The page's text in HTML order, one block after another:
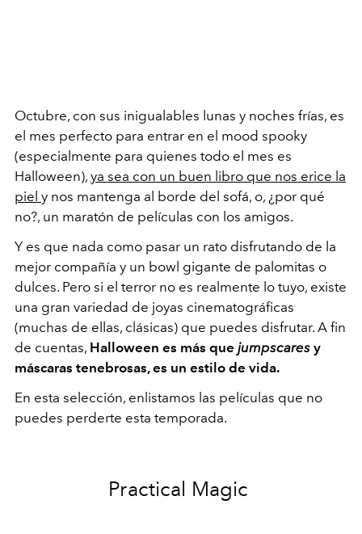
Octubre, con sus inigualables lunas y noches frías, es
el mes perfecto para entrar en el mood spooky
(especialmente para quienes todo el mes es
Halloween), ya sea con un buen libro que nos erice la
piel y nos mantenga al borde del sofá, o, ¿por qué
no?, un maratón de películas con los amigos.
Y es que nada como pasar un rato disfrutando de la
mejor compañía y un bowl gigante de palomitas o
dulces. Pero si el terror no es realmente lo tuyo, existe
una gran variedad de joyas cinematográficas
(muchas de ellas, clásicas) que puedes disfrutar. A fin
de cuentas, Halloween es más que jumpscares y
máscaras tenebrosas, es un estilo de vida.
En esta selección, enlistamos las películas que no
puedes perderte esta temporada.
Practical Magic